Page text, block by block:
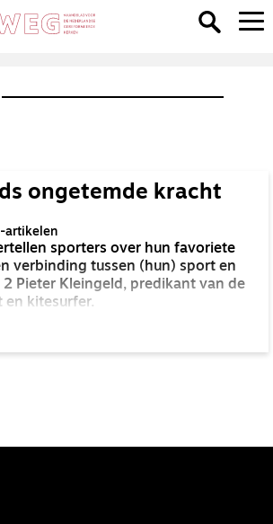
ongetemde kracht
artikelen
sporters over hun favoriete
verbinding tussen (hun) sport en
Pieter Kleingeld, predikant van de
en kitesurfer.